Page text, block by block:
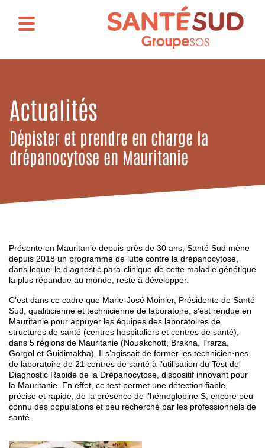
Actualités
Dépister et prendre en charge la
drépanocytose en Mauritanie
Présente en Mauritanie depuis près de 30 ans, Santé Sud mène
depuis 2018 un programme de lutte contre la drépanocytose,
dans lequel le diagnostic para-clinique de cette maladie génétique
la plus répandue au monde, reste à développer.
C’est dans ce cadre que Marie-José Moinier, Présidente de Santé
Sud, qualiticienne et technicienne de laboratoire, s’est rendue en
Mauritanie pour appuyer les équipes des laboratoires de
structures de santé (centres hospitaliers et centres de santé),
dans 5 régions de Mauritanie (Nouakchott, Brakna, Trarza,
Gorgol et Guidimakha). Il s’agissait de former les technicien·nes
de laboratoire de 21 centres de santé à l’utilisation du Test de
Diagnostic Rapide de la Drépanocytose, dispositif innovant pour
la Mauritanie. En effet, ce test permet une détection fiable,
précise et rapide, de la présence de l’hémoglobine S, encore peu
connu des populations et peu recherché par les professionnels de
santé.